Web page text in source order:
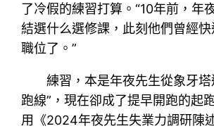
了冷假的練習打算。“10年前，年
結選什么選修課，此刻他們曾經
職位了。”
練習，本是年夜先生從象牙塔
跑線”，現在卻成了提早開跑的
用《2024年夜先生失業力調研陳